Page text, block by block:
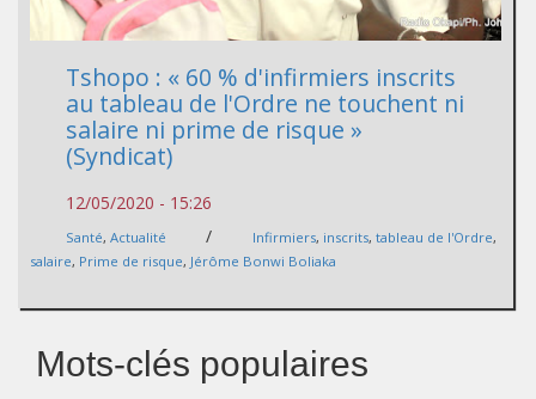
Tshopo : « 60 % d'infirmiers inscrits
au tableau de l'Ordre ne touchent ni
salaire ni prime de risque »
(Syndicat)
12/05/2020 - 15:26
Santé, Actualité / Infirmiers, inscrits, tableau de l'Ordre,
salaire, Prime de risque, Jérôme Bonwi Boliaka
Mots-clés populaires